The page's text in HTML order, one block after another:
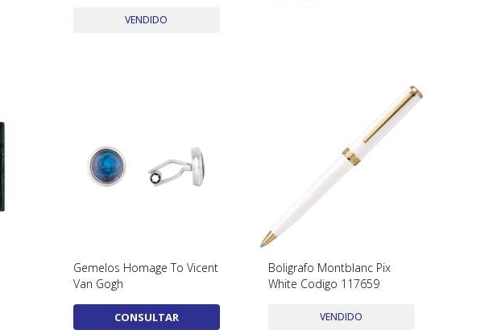
VENDIDO
Gemelos Homage To Vicent
Van Gogh
CONSULTAR
Boligrafo Montblanc Pix
White Codigo 117659
VENDIDO